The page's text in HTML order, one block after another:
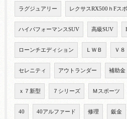
ラグジュアリー レクサスRX500ｈFス
ハイパフォーマンスSUV 高級SUV
ローンチエディション ＬＷＢ Ｖ８
セレニティ アウトランダー 補助金
ｘ７新型 ７シリーズ Ｍスポーツ
40 40アルファード 修理 鈑金